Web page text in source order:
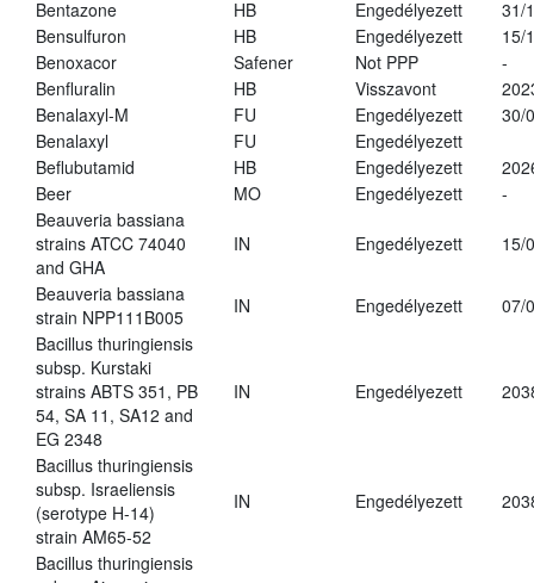
Bentazone
HB Engedélyezett
31/
Bensulfuron
HB Engedélyezett
15/
Benoxacor
Safener Not PPP
-
Benfluralin
HB Visszavont
Benalaxyl-M
FU Engedélyezett
30/
Benalaxyl
FU
Engedélyezett
Beflubutamid
HB Engedélyezett
Beer
MO Engedélyezett
-
Beauveria bassiana
strains ATCC 74040
and GHA
IN Engedélyezett 15/
Beauveria bassiana
strain NPP111B005
IN Engedélyezett
07/
Bacillus thuringiensis
subsp. Kurstaki
strains ABTS 351, PB
54, SA 11, SA12 and
EG 2348
IN Engedélyezett
Bacillus thuringiensis
subsp. Israeliensis
(serotype H-14)
strain AM65-52
IN Engedélyezett
Bacillus thuringiensis